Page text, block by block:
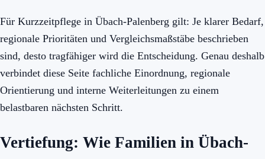
Für Kurzzeitpflege in Übach-Palenberg gilt: Je klarer Bedarf,
regionale Prioritäten und Vergleichsmaßstäbe beschrieben
sind, desto tragfähiger wird die Entscheidung. Genau deshalb
verbindet diese Seite fachliche Einordnung, regionale
Orientierung und interne Weiterleitungen zu einem
belastbaren nächsten Schritt.
Vertiefung: Wie Familien in Übach-